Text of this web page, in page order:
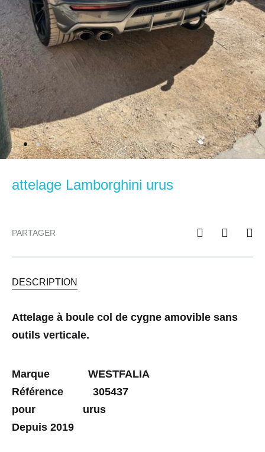
attelage Lamborghini urus
PARTAGER
DESCRIPTION
Attelage à boule col de cygne amovible sans
outils verticale.
Marque WESTFALIA
Référence 305437
pour urus
Depuis 2019